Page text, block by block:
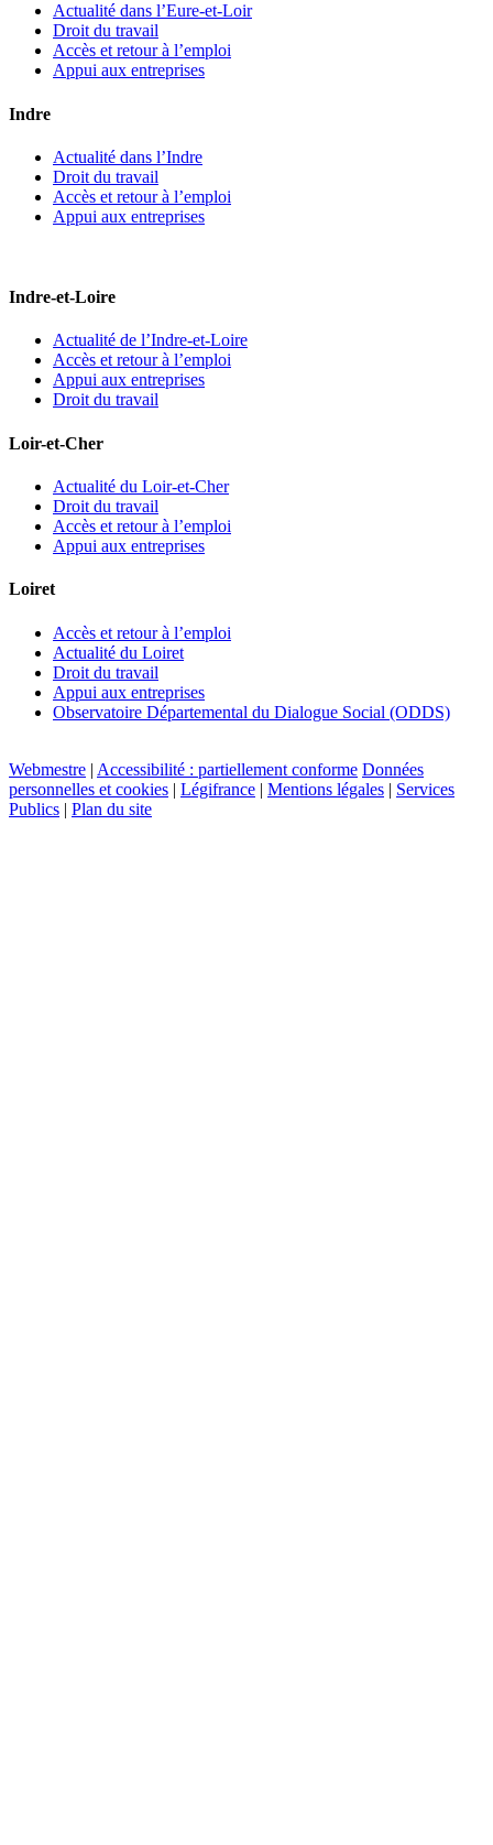
Actualité dans l’Eure-et-Loir
Droit du travail
Accès et retour à l’emploi
Appui aux entreprises
Indre
Actualité dans l’Indre
Droit du travail
Accès et retour à l’emploi
Appui aux entreprises
Indre-et-Loire
Actualité de l’Indre-et-Loire
Accès et retour à l’emploi
Appui aux entreprises
Droit du travail
Loir-et-Cher
Actualité du Loir-et-Cher
Droit du travail
Accès et retour à l’emploi
Appui aux entreprises
Loiret
Accès et retour à l’emploi
Actualité du Loiret
Droit du travail
Appui aux entreprises
Observatoire Départemental du Dialogue Social (ODDS)
Webmestre | Accessibilité : partiellement conforme Données
personnelles et cookies | Légifrance | Mentions légales | Services
Publics | Plan du site